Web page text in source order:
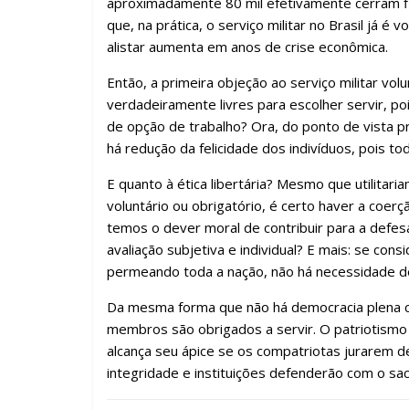
que, na prática, o serviço militar no Brasil já é
alistar aumenta em anos de crise econômica.
Então, a primeira objeção ao serviço militar
verdadeiramente livres para escolher servir,
de opção de trabalho? Ora, do ponto de vista
há redução da felicidade dos indivíduos, pois
E quanto à ética libertária? Mesmo que
voluntário ou obrigatório, é certo haver a
temos o dever moral de contribuir para a
avaliação subjetiva e individual? E mais: se
permeando toda a nação, não há necessidade
Da mesma forma que não há democracia
membros são obrigados a servir. O
alcança seu ápice se os compatriotas jurarem
integridade e instituições defenderão com o